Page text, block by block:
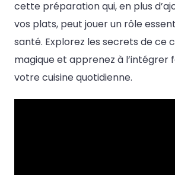
cette préparation qui, en plus
vos plats, peut jouer un rôle
santé. Explorez les secrets de ce
magique et apprenez à l’intégrer
votre cuisine quotidienne.